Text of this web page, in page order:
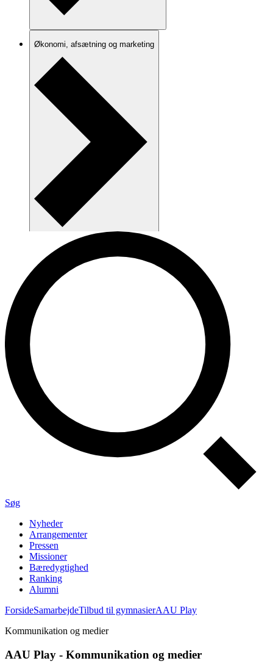
Økonomi, afsætning og marketing
Søg
Nyheder
Arrangementer
Pressen
Missioner
Bæredygtighed
Ranking
Alumni
ForsideSamarbejdeTilbud til gymnasierAAU Play
Kommunikation og medier
AAU Play - Kommunikation og medier